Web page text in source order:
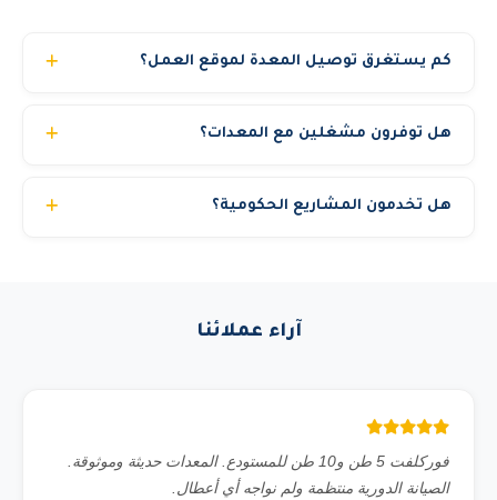
كم يستغرق توصيل المعدة لموقع العمل؟
التوصيل في الموعد المحدد بالضبط.
هل توفرون مشغلين مع المعدات؟
سنوات. يمكنك اختيار استئجار المعدة مع مشغل أو بدون حسب
هل تخدمون المشاريع الحكومية؟
آراء عملائنا
فوركلفت 5 طن و10 طن للمستودع. المعدات حديثة وموثوقة.
الصيانة الدورية منتظمة ولم نواجه أي أعطال.